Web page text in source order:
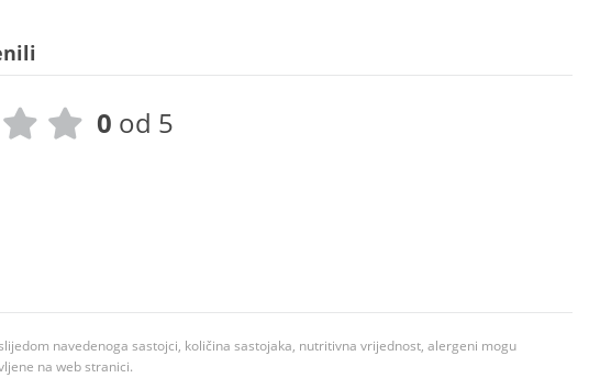
0 od 5
navedenoga sastojci, količina sastojaka, nutritivna vrijednost, alergeni mogu
na web stranici.